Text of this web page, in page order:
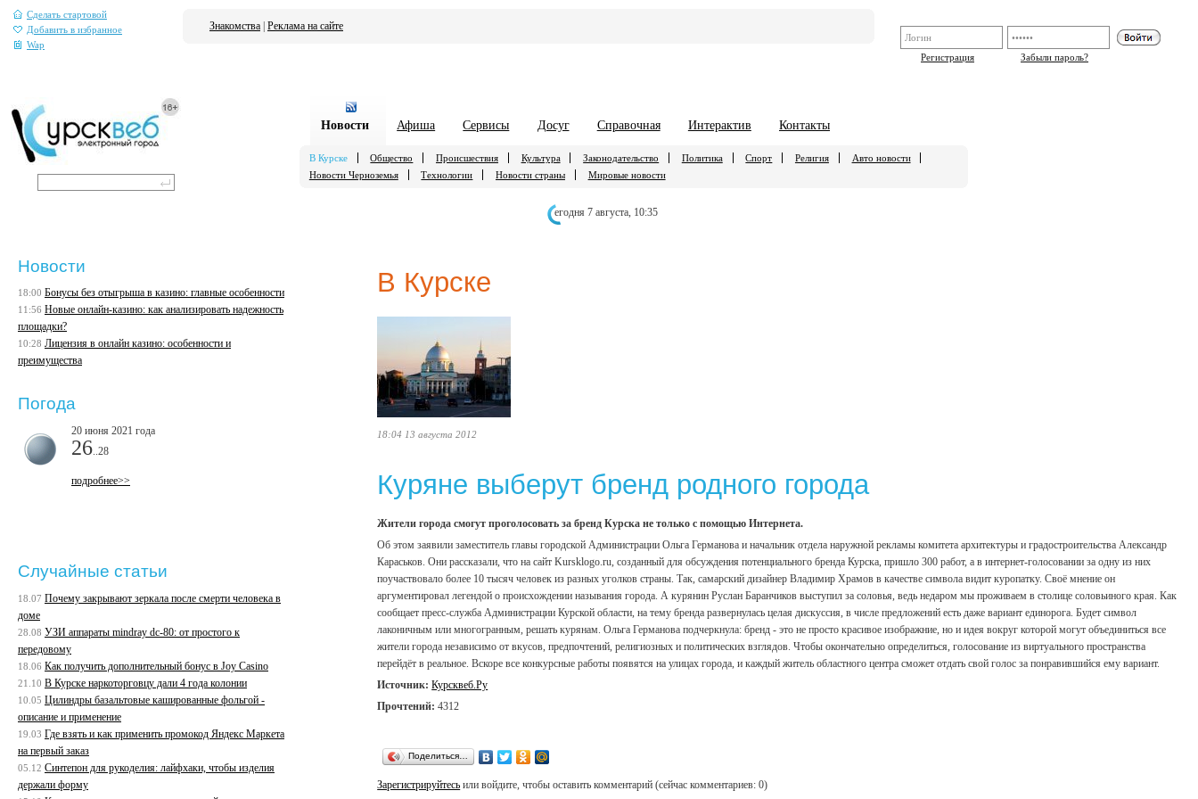
Сделать стартовой
Добавить в избранное
Wap
Регистрация
Забыли пароль?
Знакомства Реклама на сайте
Новости Афиша Сервисы Досуг Справочная Интерактив Контакты
В Курске Общество Происшествия Культура Законодательство Политика Спорт Религия
Авто новости
Новости Черноземья
Технологии Новости страны Мировые новости
егодня 7 августа, 10:35
В Курске
18:04 13 августа 2012
Куряне выберут бренд родного города
Жители города смогут проголосовать за бренд Курска не только с помощью Интернета.
Об этом заявили заместитель главы городской Администрации Ольга Германова и начальник отдела наружной рекламы комитета архитектуры и градостроительства Александр
Караськов. Они рассказали, что на сайт Kursklogo.ru, созданный для обсуждения потенциального бренда Курска, пришло 300 работ, а в интернет-голосовании за одну из них
поучаствовало более 10 тысяч человек из разных уголков страны. Так, самарский дизайнер Владимир Храмов в качестве символа видит куропатку. Своё мнение он
аргументировал легендой о происхождении называния города. А курянин Руслан Баранчиков выступил за соловья, ведь недаром мы проживаем в столице соловьиного края. Как
сообщает пресс-служба Администрации Курской области, на тему бренда развернулась целая дискуссия, в числе предложений есть даже вариант единорога. Будет символ
лаконичным или многогранным, решать курянам. Ольга Германова подчеркнула: бренд - это не просто красивое изображние, но и идея вокруг которой могут объединиться все
жители города независимо от вкусов, предпочтений, религиозных и политических взглядов. Чтобы окончательно определиться, голосование из виртуального пространства
перейдёт в реальное. Вскоре все конкурсные работы появятся на улицах города, и каждый житель областного центра сможет отдать свой голос за понравившийся ему вариант.
Источник: Курсквеб.Ру
Прочтений: 4312
Поделиться…
Зарегистрируйтесь или войдите, чтобы оставить комментарий (сейчас комментариев: 0)
Новости
18:00 Бонусы без отыгрыша в казино: главные особенности
11:56 Новые онлайн-казино: как анализировать надежность
площадки?
10:28 Лицензия в онлайн казино: особенности и
преимущества
Погода
20 июня 2021 года
26 ..28
подробнее>>
Случайные статьи
18.07 Почему закрывают зеркала после смерти человека в
доме
28.08 УЗИ аппараты mindray dc-80: от простого к
передовому
18.06 Как получить дополнительный бонус в Joy Casino
21.10 В Курске наркоторговцу дали 4 года колонии
10.05 Цилиндры базальтовые кашированные фольгой -
описание и применение
19.03 Где взять и как применить промокод Яндекс Маркета
на первый заказ
05.12 Синтепон для рукоделия: лайфхаки, чтобы изделия
держали форму